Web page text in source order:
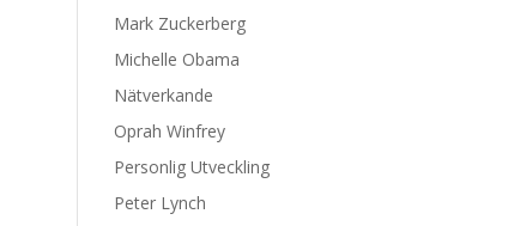
Mark Zuckerberg
Michelle Obama
Nätverkande
Oprah Winfrey
Personlig Utveckling
Peter Lynch